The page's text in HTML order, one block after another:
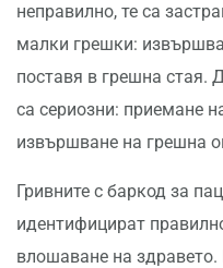
неправилно, те са
малки грешки: извършва
поставя в грешна стая.
са сериозни: приемане
извършване на грешна
Гривните с баркод за
идентифицират
влошаване на